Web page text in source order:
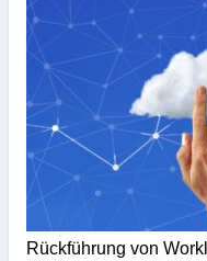
Rückführung von